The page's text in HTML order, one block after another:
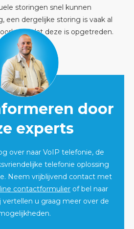
storingen snel kunnen
een dergelijke storing is vaak al
dat deze is opgetreden.
door
experts
over naar VoIP telefonie, de
telefonie oplossing
Neem vrijblijvend contact met
contactformulier of bel naar
vertellen u graag meer over de